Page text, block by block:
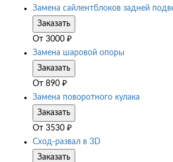
Замена сайлентблоков задней
Заказать
От 3000 ₽
Замена шаровой опоры
Заказать
От 890 ₽
Замена поворотного кулака
Заказать
От 3530 ₽
Сход-развал в 3D
Заказать